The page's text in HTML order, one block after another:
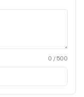
0 / 500